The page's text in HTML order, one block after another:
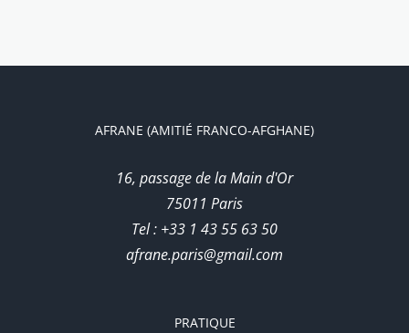
AFRANE (AMITIÉ FRANCO-AFGHANE)
16, passage de la Main d'Or
75011 Paris
Tel : +33 1 43 55 63 50
afrane.paris@gmail.com
PRATIQUE